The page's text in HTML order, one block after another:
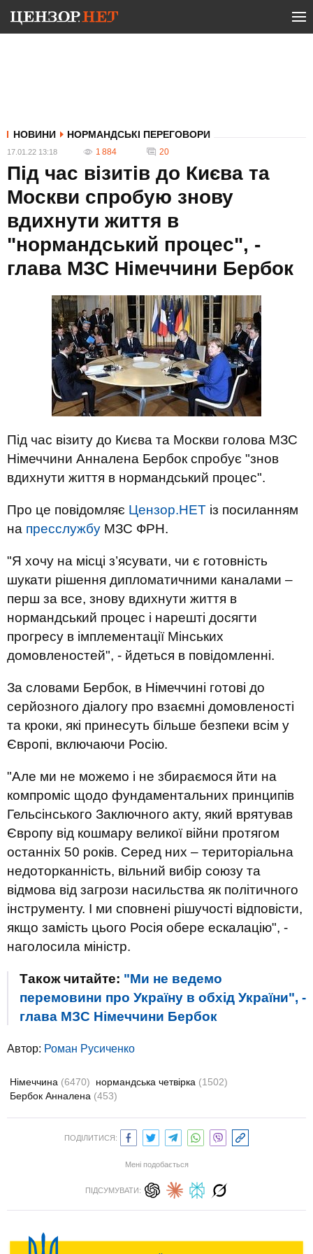
НОВИНИ НОРМАНДСЬКІ ПЕРЕГОВОРИ
17.01.22 13:18 1 884 20
Під час візитів до Києва та
Москви спробую знову
вдихнути життя в
"нормандський процес", -
глава МЗС Німеччини Бербок
Під час візиту до Києва та Москви голова МЗС
Німеччини Анналена Бербок спробує "знов
вдихнути життя в нормандський процес".
Про це повідомляє Цензор.НЕТ із посиланням
на пресслужбу МЗС ФРН.
"Я хочу на місці з’ясувати, чи є готовність
шукати рішення дипломатичними каналами –
перш за все, знову вдихнути життя в
нормандський процес і нарешті досягти
прогресу в імплементації Мінських
домовленостей", - йдеться в повідомленні.
За словами Бербок, в Німеччині готові до
серйозного діалогу про взаємні домовленості
та кроки, які принесуть більше безпеки всім у
Європі, включаючи Росію.
"Але ми не можемо і не збираємося йти на
компроміс щодо фундаментальних принципів
Гельсінського Заключного акту, який врятував
Європу від кошмару великої війни протягом
останніх 50 років. Серед них – територіальна
недоторканність, вільний вибір союзу та
відмова від загрози насильства як політичного
інструменту. І ми сповнені рішучості відповісти,
якщо замість цього Росія обере ескалацію", -
наголосила міністр.
Також читайте: "Ми не ведемо
перемовини про Україну в обхід України", -
глава МЗС Німеччини Бербок
Автор: Роман Русиченко
Німеччина (6470) нормандська четвірка (1502)
Бербок Анналена (453)
ПОДІЛИТИСЯ:
Мені подобається
ПІДСУМУВАТИ: